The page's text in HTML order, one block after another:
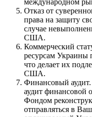
международном
Отказ от
права на защиту
случае
США.
Коммерческий
ресурсам Украины
что делает их
США.
Финансовый
аудит финансовой
Фондом
отправляться в